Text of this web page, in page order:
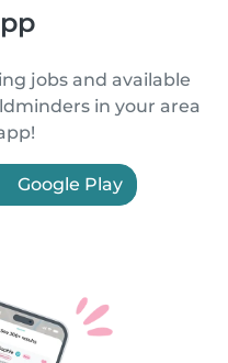
jobs and available
in your area
Google Play